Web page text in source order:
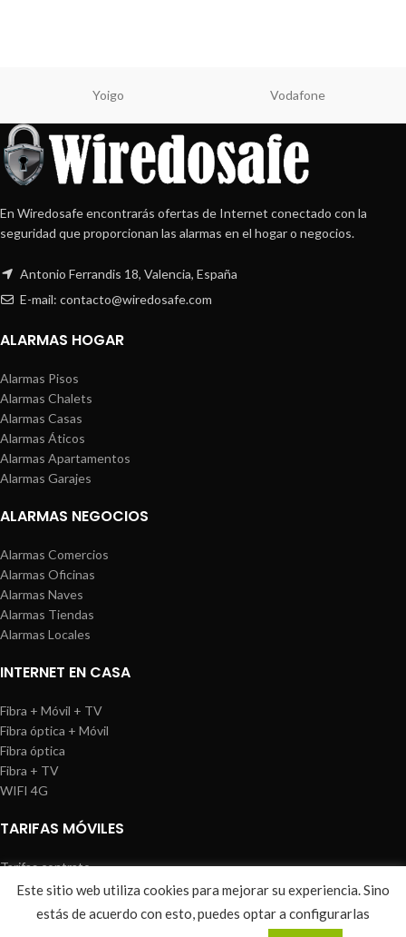
Yoigo Vodafone
En Wiredosafe encontrarás ofertas de Internet conectado con la
seguridad que proporcionan las alarmas en el hogar o negocios.
Antonio Ferrandis 18, Valencia, España
E-mail: contacto@wiredosafe.com
ALARMAS HOGAR
Alarmas Pisos
Alarmas Chalets
Alarmas Casas
Alarmas Áticos
Alarmas Apartamentos
Alarmas Garajes
ALARMAS NEGOCIOS
Alarmas Comercios
Alarmas Oficinas
Alarmas Naves
Alarmas Tiendas
Alarmas Locales
INTERNET EN CASA
Fibra + Móvil + TV
Fibra óptica + Móvil
Fibra óptica
Fibra + TV
WIFI 4G
TARIFAS MÓVILES
Tarifas contrato
Tarifas prepago
WIREDOSAFE Aviso Legal Política de Cookies |Sitemap
Este sitio web utiliza cookies para mejorar su experiencia. Sino
estás de acuerdo con esto, puedes optar a configurarlas